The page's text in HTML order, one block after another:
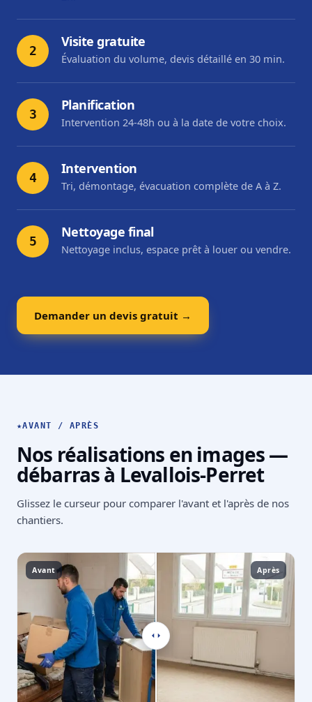
2
Visite gratuite
Évaluation du volume, devis détaillé en 30 min.
3
Planification
Intervention 24-48h ou à la date de votre choix.
4
Intervention
Tri, démontage, évacuation complète de A à Z.
5
Nettoyage final
Nettoyage inclus, espace prêt à louer ou vendre.
Demander un devis gratuit →
★AVANT / APRÈS
Nos réalisations en images —
débarras à Levallois-Perret
Glissez le curseur pour comparer l'avant et l'après de nos
chantiers.
Avant Après